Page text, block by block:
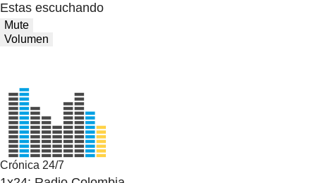
Estas escuchando
Mute
Volumen
Crónica 24/7